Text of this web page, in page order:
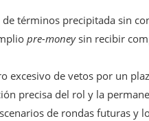
términos precipitada sin
pre-moneysin recibir
excesivo de vetos por un
precisa del rol y la
de rondas futuras y